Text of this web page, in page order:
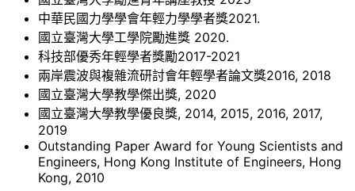
中華民國力學學會年輕力學學者獎2021.
國立臺灣大學工學院勵進獎 2020.
科技部優秀年輕學者獎勵2017-2021
兩岸震波與複雜流研討會年輕學者論文獎2016, 2018
國立臺灣大學教學傑出獎, 2020
國立臺灣大學教學優良獎, 2014, 2015, 2016, 2017,
2019
Outstanding Paper Award for Young Scientists and
Engineers, Hong Kong Institute of Engineers, Hong
Kong, 2010